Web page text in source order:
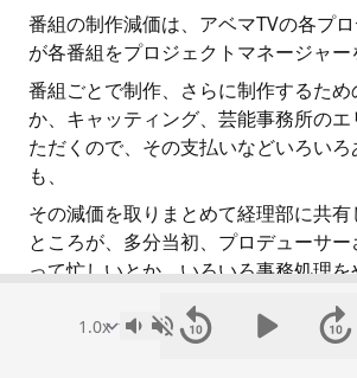
番組の制作減価は、アベマTVの各プ
が各番組をプロジェクトマネージャー
番組ごとで制作、さらに制作するた
か、キャッティング、芸能事務所の
ただくので、その支払いなどいろい
も、
その減価を取りまとめて経理部に共
ところが、多分当初、プロデューサ
って忙しいとか、いろいろ事務処理
これも4Aぐらいとかになっていたと